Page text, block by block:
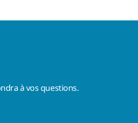
à vos questions.